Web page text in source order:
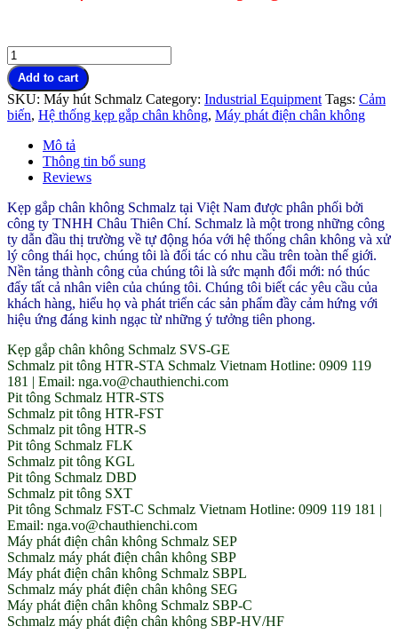
Kẹp
gắp
chân
không
Schmalz
Add to cart
SKU: Máy hút Schmalz Category: Industrial Equipment Tags: Cảm
biến, Hệ thống kẹp gắp chân không, Máy phát điện chân không
Mô tả
Thông tin bổ sung
Reviews
Kẹp gắp chân không Schmalz tại Việt Nam được phân phối bởi
công ty TNHH Châu Thiên Chí. Schmalz là một trong những công
ty dẫn đầu thị trường về tự động hóa với hệ thống chân không và xử
lý công thái học, chúng tôi là đối tác có nhu cầu trên toàn thế giới.
Nền tảng thành công của chúng tôi là sức mạnh đổi mới: nó thúc
đẩy tất cả nhân viên của chúng tôi. Chúng tôi biết các yêu cầu của
khách hàng, hiểu họ và phát triển các sản phẩm đầy cảm hứng với
hiệu ứng đáng kinh ngạc từ những ý tưởng tiên phong.
Kẹp gắp chân không Schmalz SVS-GE
Schmalz pit tông HTR-STA Schmalz Vietnam Hotline: 0909 119
181 | Email: nga.vo@chauthienchi.com
Pit tông Schmalz HTR-STS
Schmalz pit tông HTR-FST
Schmalz pit tông HTR-S
Pit tông Schmalz FLK
Schmalz pit tông KGL
Pit tông Schmalz DBD
Schmalz pit tông SXT
Pit tông Schmalz FST-C Schmalz Vietnam Hotline: 0909 119 181 |
Email: nga.vo@chauthienchi.com
Máy phát điện chân không Schmalz SEP
Schmalz máy phát điện chân không SBP
Máy phát điện chân không Schmalz SBPL
Schmalz máy phát điện chân không SEG
Máy phát điện chân không Schmalz SBP-C
Schmalz máy phát điện chân không SBP-HV/HF